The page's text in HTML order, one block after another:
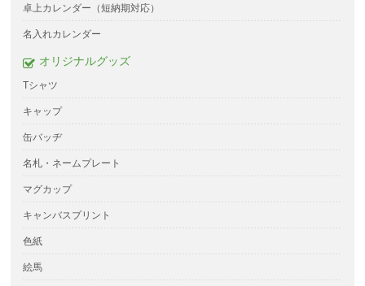
卓上カレンダー（短納期対応）
名入れカレンダー
オリジナルグッズ
Tシャツ
キャップ
缶バッヂ
名札・ネームプレート
マグカップ
キャンバスプリント
色紙
絵馬